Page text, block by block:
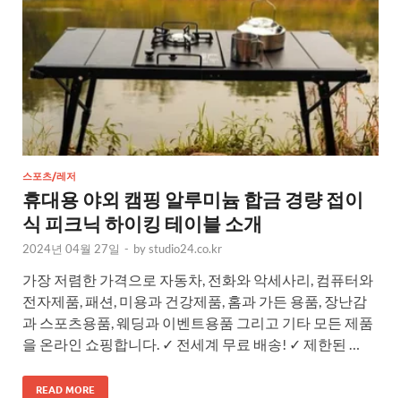
스포츠/레저
휴대용 야외 캠핑 알루미늄 합금 경량 접이
식 피크닉 하이킹 테이블 소개
2024년 04월 27일 - bystudio24.co.kr
가장 저렴한 가격으로 자동차, 전화와 악세사리, 컴퓨터와
전자제품, 패션, 미용과 건강제품, 홈과 가든 용품, 장난감
과 스포츠용품, 웨딩과 이벤트용품 그리고 기타 모든 제품
을 온라인 쇼핑합니다. ✓ 전세계 무료 배송! ✓ 제한된 …
READ MORE